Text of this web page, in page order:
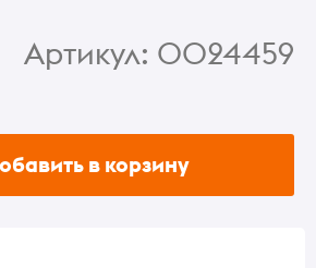
Артикул: 0024459
в корзину